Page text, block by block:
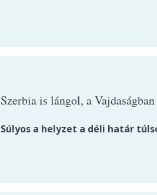
Szerbia is lángol, a
Súlyos a helyzet a déli határ